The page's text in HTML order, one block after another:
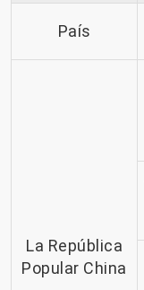
País
La República
Popular China